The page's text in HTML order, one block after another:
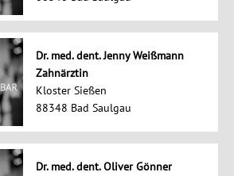
Dr. med. dent. Jenny Weißmann
Zahnärztin
Kloster Sießen
88348 Bad Saulgau
Dr. med. dent. Oliver Gönner